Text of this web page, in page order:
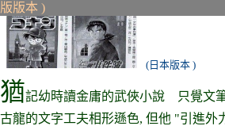
版版本 )
(日本版本 )
猶記幼時讀金庸的武俠小說 只覺文
古龍的文字工夫相形遜色, 但他 "引進外